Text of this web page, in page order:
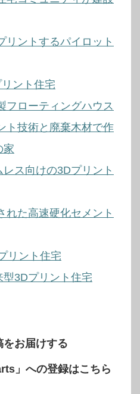
リントするパイロット
ント住宅
フローティングハウス
ト技術と廃棄木材で作
家
ス向けの3Dプリント
れた高速硬化セメント
リント住宅
型3Dプリント住宅
お届けする
」への登録はこちら